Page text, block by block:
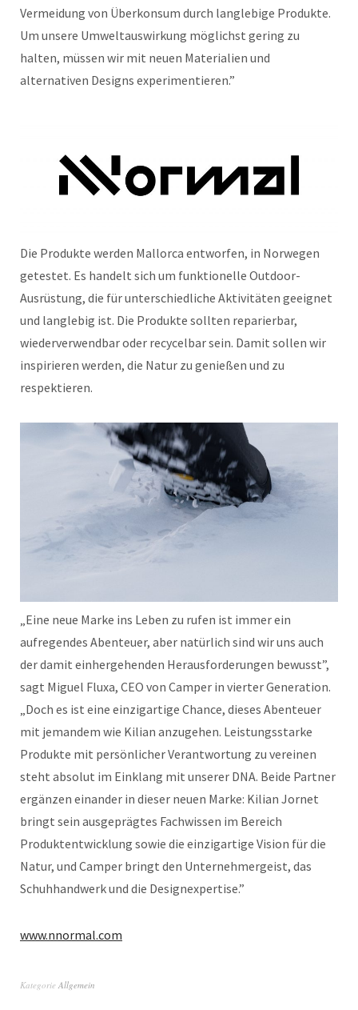
Vermeidung von Überkonsum durch langlebige Produkte.
Um unsere Umweltauswirkung möglichst gering zu
halten, müssen wir mit neuen Materialien und
alternativen Designs experimentieren.”
Die Produkte werden Mallorca entworfen, in Norwegen
getestet. Es handelt sich um funktionelle Outdoor-
Ausrüstung, die für unterschiedliche Aktivitäten geeignet
und langlebig ist. Die Produkte sollten reparierbar,
wiederverwendbar oder recycelbar sein. Damit sollen wir
inspirieren werden, die Natur zu genießen und zu
respektieren.
„Eine neue Marke ins Leben zu rufen ist immer ein
aufregendes Abenteuer, aber natürlich sind wir uns auch
der damit einhergehenden Herausforderungen bewusst”,
sagt Miguel Fluxa, CEO von Camper in vierter Generation.
„Doch es ist eine einzigartige Chance, dieses Abenteuer
mit jemandem wie Kilian anzugehen. Leistungsstarke
Produkte mit persönlicher Verantwortung zu vereinen
steht absolut im Einklang mit unserer DNA. Beide Partner
ergänzen einander in dieser neuen Marke: Kilian Jornet
bringt sein ausgeprägtes Fachwissen im Bereich
Produktentwicklung sowie die einzigartige Vision für die
Natur, und Camper bringt den Unternehmergeist, das
Schuhhandwerk und die Designexpertise.”
www.nnormal.com
Kategorie Allgemein